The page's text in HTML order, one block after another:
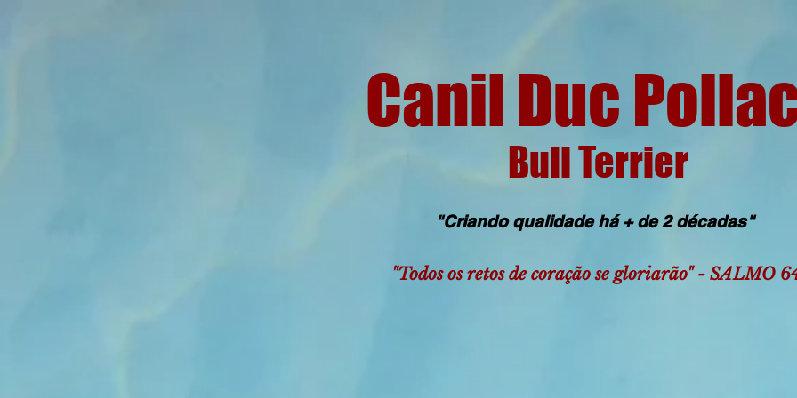
Bull Terrier
Canil Duc
"Criando qualidade há + de 2 décadas"
"Todos os retos de coração se gloriarão" - SALMO